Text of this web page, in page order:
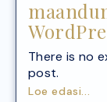
There is no
post.
Loe edasi...